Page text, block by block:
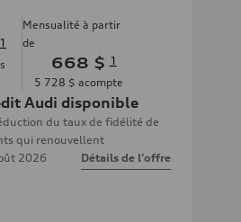
1
Mensualité à partir
de
668 $ 1
5 728 $ acompte
Audi disponible
du taux de fidélité de
qui renouvellent
2026 Détails de l’offre